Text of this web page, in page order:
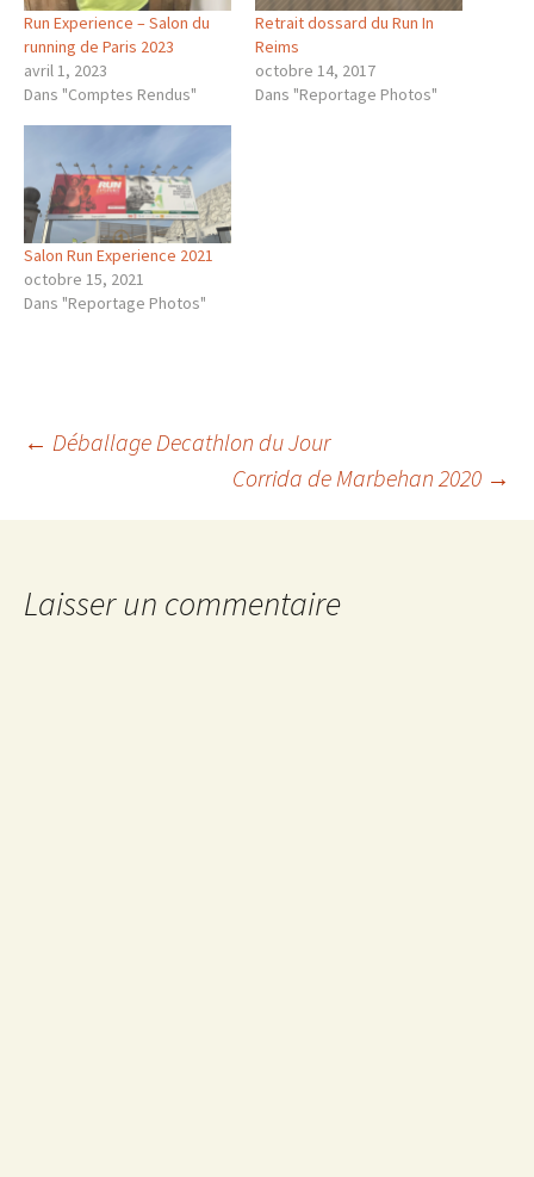
Run Experience – Salon du
running de Paris 2023
avril 1, 2023
Dans "Comptes Rendus"
Retrait dossard du Run In
Reims
octobre 14, 2017
Dans "Reportage Photos"
Salon Run Experience 2021
octobre 15, 2021
Dans "Reportage Photos"
Navigation
des
articles
← Déballage Decathlon du Jour
Corrida de Marbehan 2020 →
Laisser un commentaire